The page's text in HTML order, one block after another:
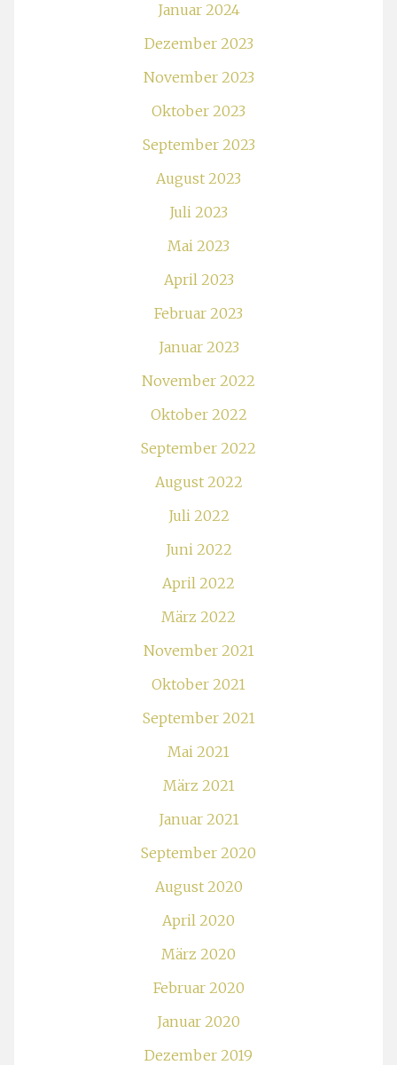
Januar 2024
Dezember 2023
November 2023
Oktober 2023
September 2023
August 2023
Juli 2023
Mai 2023
April 2023
Februar 2023
Januar 2023
November 2022
Oktober 2022
September 2022
August 2022
Juli 2022
Juni 2022
April 2022
März 2022
November 2021
Oktober 2021
September 2021
Mai 2021
März 2021
Januar 2021
September 2020
August 2020
April 2020
März 2020
Februar 2020
Januar 2020
Dezember 2019